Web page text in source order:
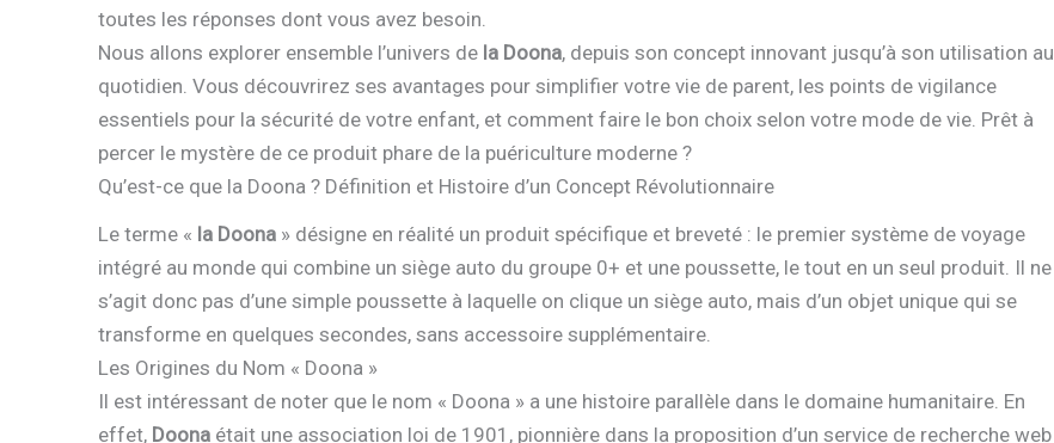
toutes les réponses dont vous avez besoin.
Nous allons explorer ensemble l’univers de la Doona, depuis son concept innovant jusqu’à son utilisation au
quotidien. Vous découvrirez ses avantages pour simplifier votre vie de parent, les points de vigilance
essentiels pour la sécurité de votre enfant, et comment faire le bon choix selon votre mode de vie. Prêt à
percer le mystère de ce produit phare de la puériculture moderne ?
Qu’est-ce que la Doona ? Définition et Histoire d’un Concept Révolutionnaire
Le terme « la Doona » désigne en réalité un produit spécifique et breveté : le premier système de voyage
intégré au monde qui combine un siège auto du groupe 0+ et une poussette, le tout en un seul produit. Il ne
s’agit donc pas d’une simple poussette à laquelle on clique un siège auto, mais d’un objet unique qui se
transforme en quelques secondes, sans accessoire supplémentaire.
Les Origines du Nom « Doona »
Il est intéressant de noter que le nom « Doona » a une histoire parallèle dans le domaine humanitaire. En
effet, Doona était une association loi de 1901, pionnière dans la proposition d’un service de recherche web